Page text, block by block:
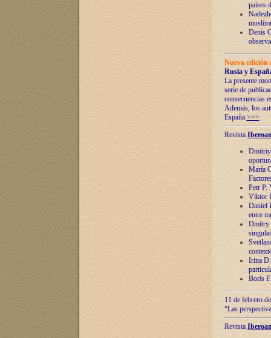
países
Denis
Nueva
Rusia y
La presente
serie de
consecuencias
Además, los
España >>>
Revista
Dmitriy
María
Petr P.
Víktor
Daniel
entre
Dmitry
Irina
Borís
11 de febrero
“Las
Revista